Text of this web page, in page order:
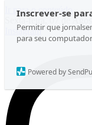
Inscrever-se
Permitir que
para seu
Powered by
Ir para o conteúdo
Sexta-feira, 07 de
Instagram